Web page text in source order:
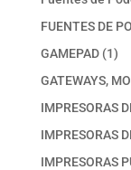
FUENTES DE
GAMEPAD 11
GATEWAYS,
IMPRESORAS
IMPRESORAS
IMPRESORAS